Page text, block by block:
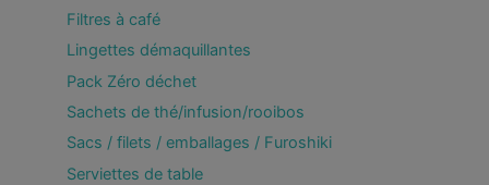
Filtres à café
Lingettes démaquillantes
Pack Zéro déchet
Sachets de thé/infusion/rooibos
Sacs / filets / emballages / Furoshiki
Serviettes de table